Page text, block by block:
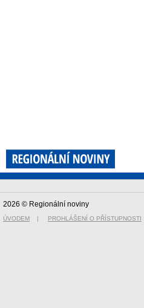
2026 © Regionální noviny
ÚVODEM | PROHLÁŠENÍ O PŘÍSTUPNOSTI